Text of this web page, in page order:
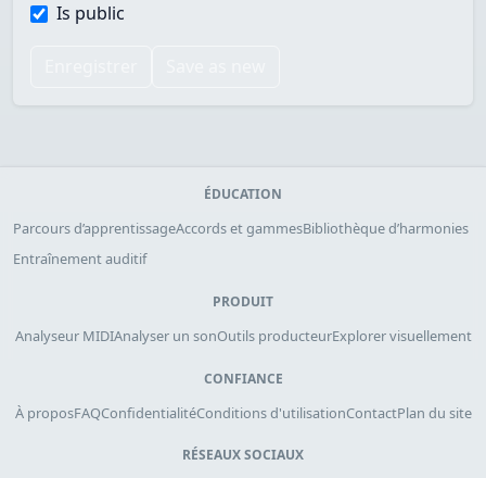
Is public
ÉDUCATION
Parcours d’apprentissageAccords et gammesBibliothèque d’harmonies
Entraînement auditif
PRODUIT
Analyseur MIDIAnalyser un sonOutils producteurExplorer visuellement
CONFIANCE
À proposFAQConfidentialitéConditions d'utilisationContactPlan du site
RÉSEAUX SOCIAUX